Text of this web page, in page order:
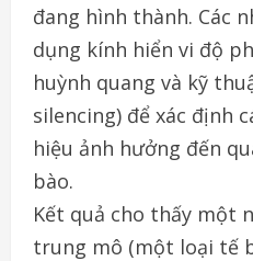
đang hình thành. Các
dụng kính hiển vi độ
huỳnh quang và kỹ
silencing) để xác định
hiệu ảnh hưởng đến
bào.
Kết quả cho thấy một
trung mô (một loại tế